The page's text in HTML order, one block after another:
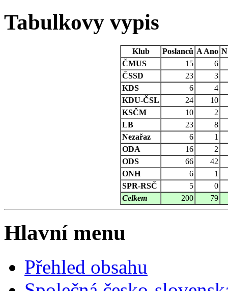
Tabulkovy vypis
Klub Poslanců A Ano N
ČMUS
15
6
ČSSD
23
3
KDS
6
4
KDU-ČSL
24
10
KSČM
10
2
LB
23
8
Nezařaz
6
1
ODA
16
2
ODS
66
42
ONH
6
1
SPR-RSČ
5
0
Celkem
200 79
Hlavní menu
Přehled obsahu